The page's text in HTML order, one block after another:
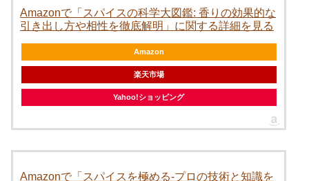
Amazonで「スパイスの科学大図鑑: 香りの効果的な
引き出し方や相性を徹底解明」に関する詳細を見る
Amazon
楽天市場
Yahoo!ショッピング
Amazonで「スパイスを極める-プロの技術と知識を